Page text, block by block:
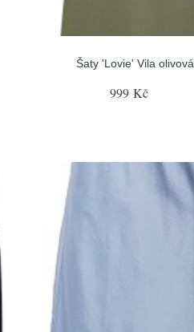
Šaty 'Lovie' Vila olivová
999 Kč